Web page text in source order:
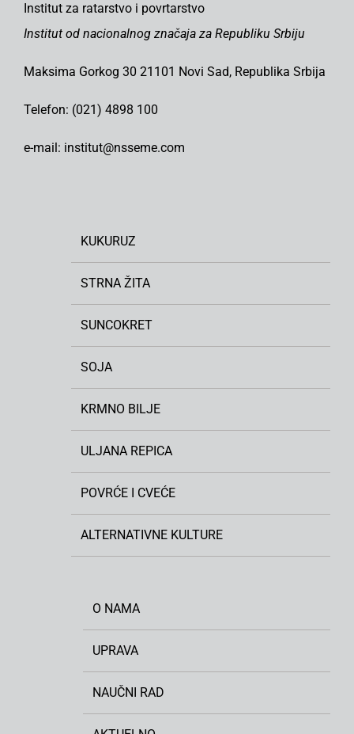
Institut za ratarstvo i povrtarstvo
Institut od nacionalnog značaja za Republiku Srbiju
Maksima Gorkog 30 21101 Novi Sad, Republika Srbija
Telefon: (021) 4898 100
e-mail: institut@nsseme.com
KUKURUZ
STRNA ŽITA
SUNCOKRET
SOJA
KRMNO BILJE
ULJANA REPICA
POVRĆE I CVEĆE
ALTERNATIVNE KULTURE
O NAMA
UPRAVA
NAUČNI RAD